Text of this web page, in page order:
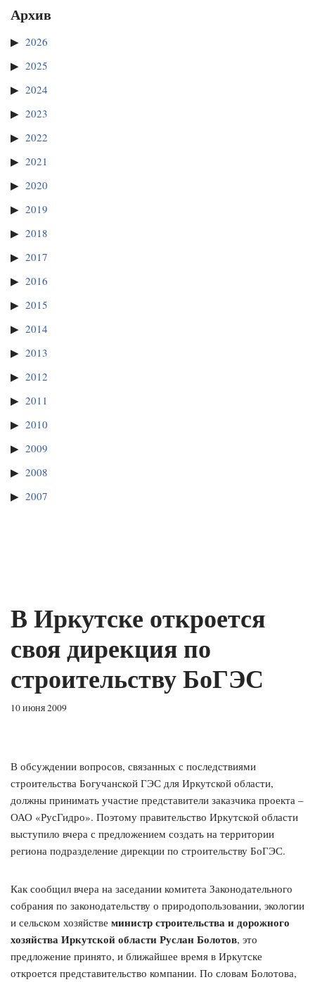
Архив
2026
2025
2024
2023
2022
2021
2020
2019
2018
2017
2016
2015
2014
2013
2012
2011
2010
2009
2008
2007
В Иркутске откроется
своя дирекция по
строительству БоГЭС
10 июня 2009
В обсуждении вопросов, связанных с последствиями
строительства Богучанской ГЭС для Иркутской области,
должны принимать участие представители заказчика проекта –
ОАО «РусГидро». Поэтому правительство Иркутской области
выступило вчера с предложением создать на территории
региона подразделение дирекции по строительству БоГЭС.
Как сообщил вчера на заседании комитета Законодательного
собрания по законодательству о природопользовании, экологии
и сельском хозяйстве министр строительства и дорожного
хозяйства Иркутской области Руслан Болотов, это
предложение принято, и ближайшее время в Иркутске
откроется представительство компании. По словам Болотова,